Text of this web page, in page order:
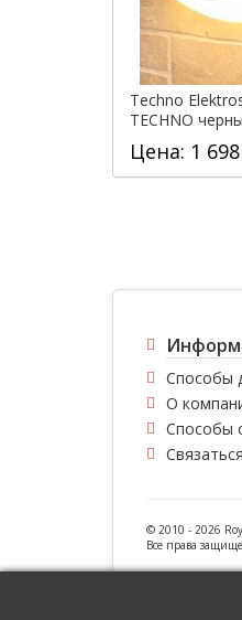
Techno
TECHNO
Цена: 1
Способы
О
Способы
© 2010 - 2026
Все права